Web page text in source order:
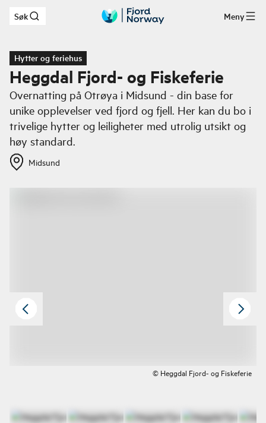
Hopp til hovedinnhold
Søk Meny
Hytter og feriehus
Heggdal Fjord- og Fiskeferie
Overnatting på Otrøya i Midsund - din base for
unike opplevelser ved fjord og fjell. Her kan du bo i
trivelige hytter og leiligheter med utrolig utsikt og
høy standard.
Midsund
© Heggdal Fjord- og Fiskeferie